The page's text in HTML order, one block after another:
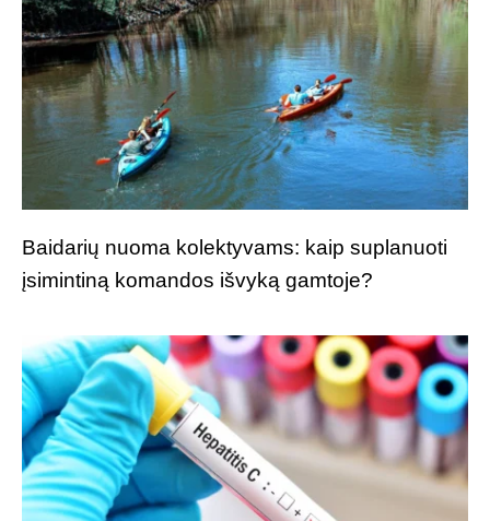
Baidarių nuoma kolektyvams: kaip suplanuoti
įsimintiną komandos išvyką gamtoje?